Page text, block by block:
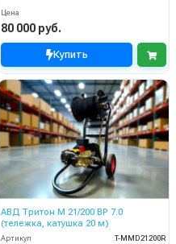
Цена
80 000 руб.
Купить
АВД Тритон М 21/200 ВР 7.0
(тележка, катушка 20 м)
Артикул
T-MMD21200R